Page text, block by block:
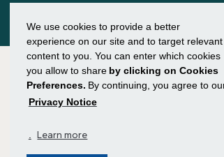
We use cookies to provide a better
experience on our site and to target relevant
content to you. You can enter which cookies
you allow to share by clicking on Cookies
Preferences. By continuing, you agree to
Privacy Notice
. Learn more